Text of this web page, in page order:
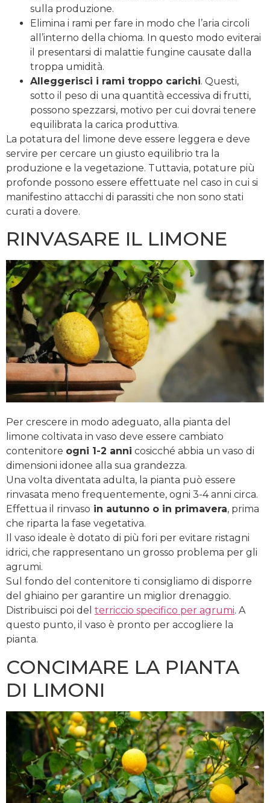
sulla produzione.
Elimina i rami per fare in modo che l’aria circoli
all’interno della chioma. In questo modo eviterai
il presentarsi di malattie fungine causate dalla
troppa umidità.
Alleggerisci i rami troppo carichi. Questi,
sotto il peso di una quantità eccessiva di frutti,
possono spezzarsi, motivo per cui dovrai tenere
equilibrata la carica produttiva.
La potatura del limone deve essere leggera e deve
servire per cercare un giusto equilibrio tra la
produzione e la vegetazione. Tuttavia, potature più
profonde possono essere effettuate nel caso in cui si
manifestino attacchi di parassiti che non sono stati
curati a dovere.
RINVASARE IL LIMONE
Per crescere in modo adeguato, alla pianta del
limone coltivata in vaso deve essere cambiato
contenitore ogni 1-2 anni cosicché abbia un vaso di
dimensioni idonee alla sua grandezza.
Una volta diventata adulta, la pianta può essere
rinvasata meno frequentemente, ogni 3-4 anni circa.
Effettua il rinvaso in autunno o in primavera, prima
che riparta la fase vegetativa.
Il vaso ideale è dotato di più fori per evitare ristagni
idrici, che rappresentano un grosso problema per gli
agrumi.
Sul fondo del contenitore ti consigliamo di disporre
del ghiaino per garantire un miglior drenaggio.
Distribuisci poi del terriccio specifico per agrumi. A
questo punto, il vaso è pronto per accogliere la
pianta.
CONCIMARE LA PIANTA
DI LIMONI